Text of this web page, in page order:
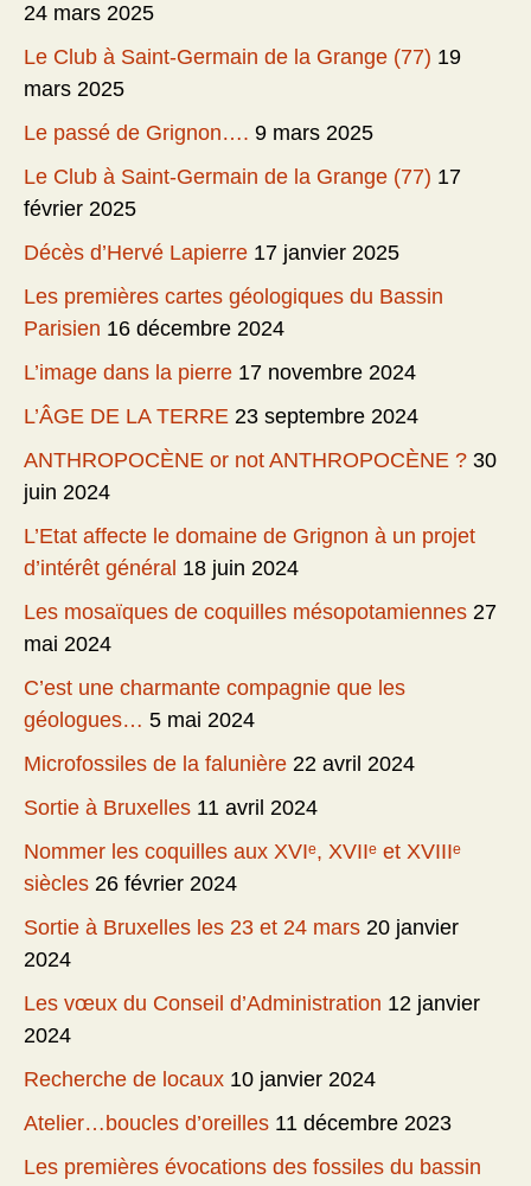
24 mars 2025
Le Club à Saint-Germain de la Grange (77) 19
mars 2025
Le passé de Grignon…. 9 mars 2025
Le Club à Saint-Germain de la Grange (77) 17
février 2025
Décès d’Hervé Lapierre 17 janvier 2025
Les premières cartes géologiques du Bassin
Parisien 16 décembre 2024
L’image dans la pierre 17 novembre 2024
L’ÂGE DE LA TERRE 23 septembre 2024
ANTHROPOCÈNE or not ANTHROPOCÈNE ? 30
juin 2024
L’Etat affecte le domaine de Grignon à un projet
d’intérêt général 18 juin 2024
Les mosaïques de coquilles mésopotamiennes 27
mai 2024
C’est une charmante compagnie que les
géologues… 5 mai 2024
Microfossiles de la falunière 22 avril 2024
Sortie à Bruxelles 11 avril 2024
Nommer les coquilles aux XVIᵉ, XVIIᵉ et XVIIIᵉ
siècles 26 février 2024
Sortie à Bruxelles les 23 et 24 mars 20 janvier
2024
Les vœux du Conseil d’Administration 12 janvier
2024
Recherche de locaux 10 janvier 2024
Atelier…boucles d’oreilles 11 décembre 2023
Les premières évocations des fossiles du bassin